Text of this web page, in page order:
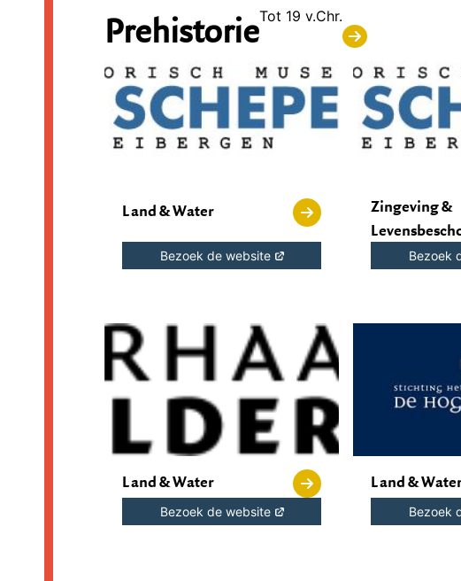
PrehistorieTot 19 v.Chr.
Land & Water
Bezoek de website
Zingeving &
Bezoek
Land & Water
Bezoek de website
Land &
Bezoek